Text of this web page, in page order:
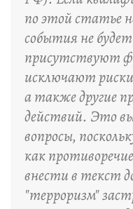
по этой статье
события не
присутствуют
исключают
а также другие
действий. Это
вопросы,
как
внести в текст
"терроризм"